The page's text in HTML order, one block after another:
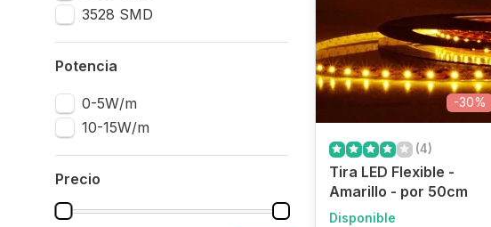
3528 SMD
Potencia
0-5W/m
10-15W/m
Precio
-30%
(4)
Tira LED Flexible -
Amarillo - por 50cm
Disponible